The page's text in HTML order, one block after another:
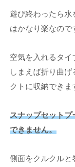
遊び終わったら水
はかなり楽なので
空気を入れるタイ
しまえば折り曲
クトに収納できま
スナップセットプ
できません。
側面をクルクルと